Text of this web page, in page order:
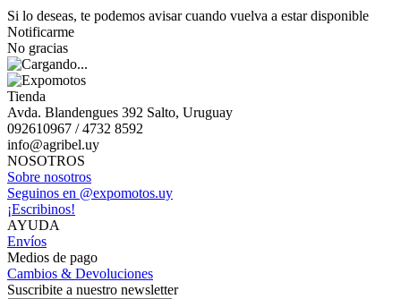
Si lo deseas, te podemos avisar cuando vuelva a estar disponible
Notificarme
No gracias
Tienda
Avda. Blandengues 392 Salto, Uruguay
092610967 / 4732 8592
info@agribel.uy
NOSOTROS
Sobre nosotros
Seguinos en @expomotos.uy
¡Escribinos!
AYUDA
Envíos
Medios de pago
Cambios & Devoluciones
Suscribite a nuestro newsletter